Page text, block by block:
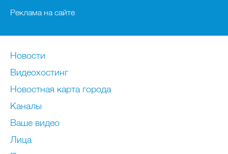
Реклама на сайте
Новости
Видеохостинг
Новостная карта города
Каналы
Ваше видео
Лица